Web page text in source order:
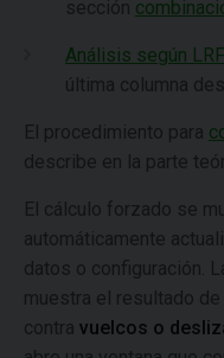
sección
Análisis según
última columna
El procedimiento para
describe en la parte
El cálculo forzado se
automáticamente
datos o configuración.
muestra el resultado
contra vuelcos o